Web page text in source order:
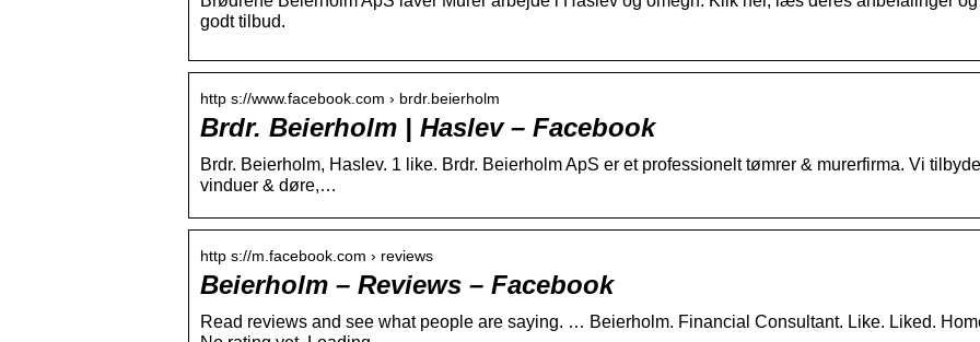
godt tilbud.
http s://www.facebook.com › brdr.beierholm
Brdr. Beierholm | Haslev – Facebook
Brdr. Beierholm, Haslev. 1 like. Brdr. Beierholm ApS er et professionelt tømrer & murerfirma. Vi
vinduer & døre,…
http s://m.facebook.com › reviews
Beierholm – Reviews – Facebook
Read reviews and see what people are saying. … Beierholm. Financial Consultant. Like. Liked.